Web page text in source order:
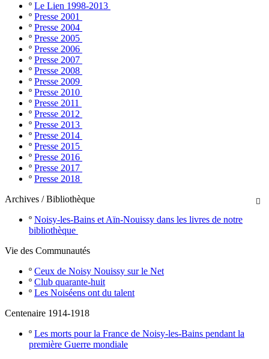
º Le Lien 1998-2013
º Presse 2001
º Presse 2004
º Presse 2005
º Presse 2006
º Presse 2007
º Presse 2008
º Presse 2009
º Presse 2010
º Presse 2011
º Presse 2012
º Presse 2013
º Presse 2014
º Presse 2015
º Presse 2016
º Presse 2017
º Presse 2018

Archives / Bibliothèque
º Noisy-les-Bains et Aïn-Nouissy dans les livres de notre
bibliothèque
Vie des Communautés
º Ceux de Noisy Nouissy sur le Net
º Club quarante-huit
º Les Noiséens ont du talent
Centenaire 1914-1918
º Les morts pour la France de Noisy-les-Bains pendant la
première Guerre mondiale